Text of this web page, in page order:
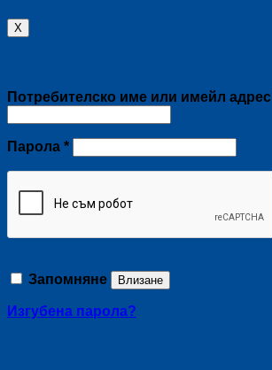
X
Потребителско име или имейл адрес
Парола *Задължително
Запомняне Влизане
Изгубена парола?